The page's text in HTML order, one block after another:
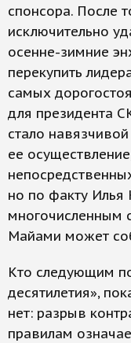
спонсора. После
исключительно
осенне-зимние
перекупить
самых
для президента
стало
ее
но по факту Илья
многочисленным
Майами может
Кто следующим
десятилетия»,
нет: разрыв
правилам